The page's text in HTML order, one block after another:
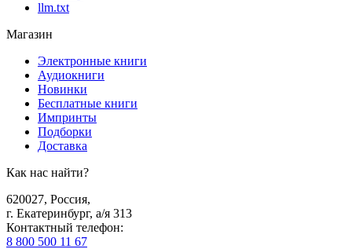
llm.txt
Магазин
Электронные книги
Аудиокниги
Новинки
Бесплатные книги
Импринты
Подборки
Доставка
Как нас найти?
620027, Россия,
г. Екатеринбург, а/я 313
Контактный телефон:
8 800 500 11 67